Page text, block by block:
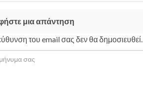
μια απάντηση
του email σας δεν θα δημοσιευθεί.